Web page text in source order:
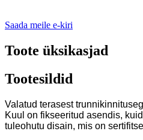
Saada meile e-kiri
Toote üksikasjad
Tootesildid
Valatud terasest
Kuul on fikseeritud asendis,
tuleohutu disain, mis on